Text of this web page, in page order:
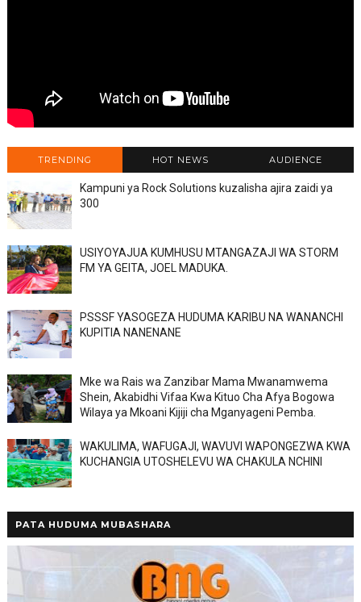
TRENDING HOT NEWS AUDIENCE
Kampuni ya Rock Solutions kuzalisha ajira zaidi ya
300
USIYOYAJUA KUMHUSU MTANGAZAJI WA STORM
FM YA GEITA, JOEL MADUKA.
PSSSF YASOGEZA HUDUMA KARIBU NA WANANCHI
KUPITIA NANENANE
Mke wa Rais wa Zanzibar Mama Mwanamwema
Shein, Akabidhi Vifaa Kwa Kituo Cha Afya Bogowa
Wilaya ya Mkoani Kijiji cha Mganyageni Pemba.
WAKULIMA, WAFUGAJI, WAVUVI WAPONGEZWA KWA
KUCHANGIA UTOSHELEVU WA CHAKULA NCHINI
PATA HUDUMA MUBASHARA